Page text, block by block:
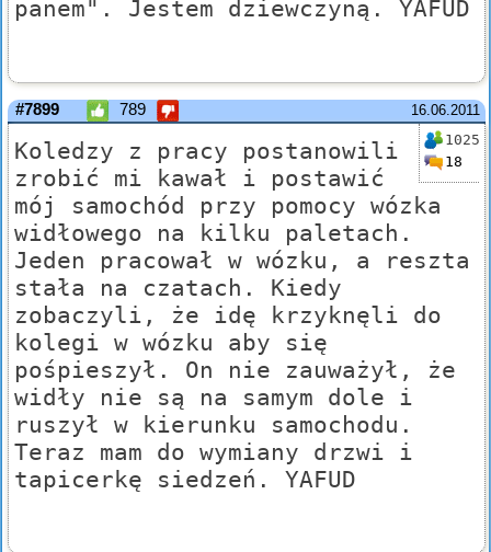
panem". Jestem dziewczyną. YAFUD
16.06.2011
#7899 789
1025
18
Koledzy z pracy postanowili
zrobić mi kawał i postawić
mój samochód przy pomocy wózka
widłowego na kilku paletach.
Jeden pracował w wózku, a reszta
stała na czatach. Kiedy
zobaczyli, że idę krzyknęli do
kolegi w wózku aby się
pośpieszył. On nie zauważył, że
widły nie są na samym dole i
ruszył w kierunku samochodu.
Teraz mam do wymiany drzwi i
tapicerkę siedzeń. YAFUD